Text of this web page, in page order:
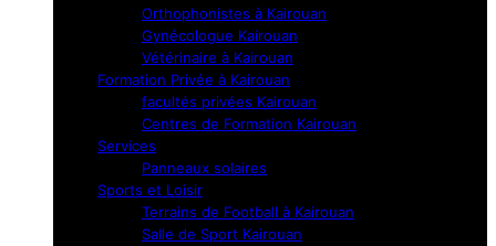
Orthophonistes à Kairouan
Gynécologue Kairouan
Vétérinaire à Kairouan
Formation Privée à Kairouan
facultés privées Kairouan
Centres de Formation Kairouan
Services
Panneaux solaires
Sports et Loisir
Terrains de Football à Kairouan
Salle de Sport Kairouan